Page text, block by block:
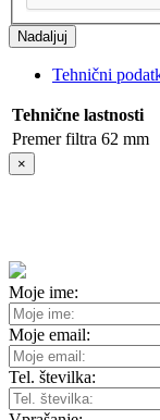
Nadaljuj
Tehnični
Tehnične lastnosti
Premer filtra 62 mm
×
Moje ime:
Moje email:
Tel. številka: